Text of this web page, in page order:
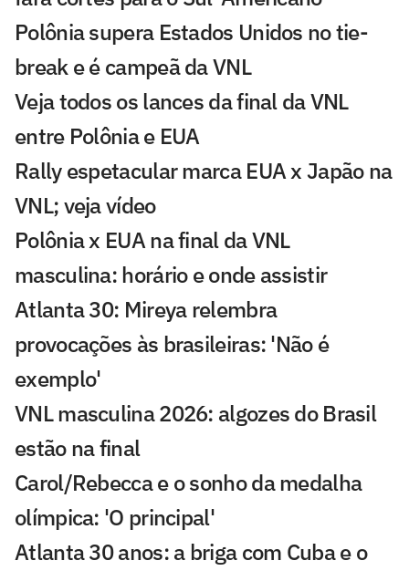
Polônia supera Estados Unidos no tie-
break e é campeã da VNL
Veja todos os lances da final da VNL
entre Polônia e EUA
Rally espetacular marca EUA x Japão na
VNL; veja vídeo
Polônia x EUA na final da VNL
masculina: horário e onde assistir
Atlanta 30: Mireya relembra
provocações às brasileiras: 'Não é
exemplo'
VNL masculina 2026: algozes do Brasil
estão na final
Carol/Rebecca e o sonho da medalha
olímpica: 'O principal'
Atlanta 30 anos: a briga com Cuba e o